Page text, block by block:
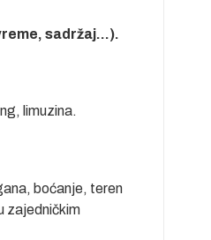
sadržaj...).
limuzina.
boćanje, teren
zajedničkim